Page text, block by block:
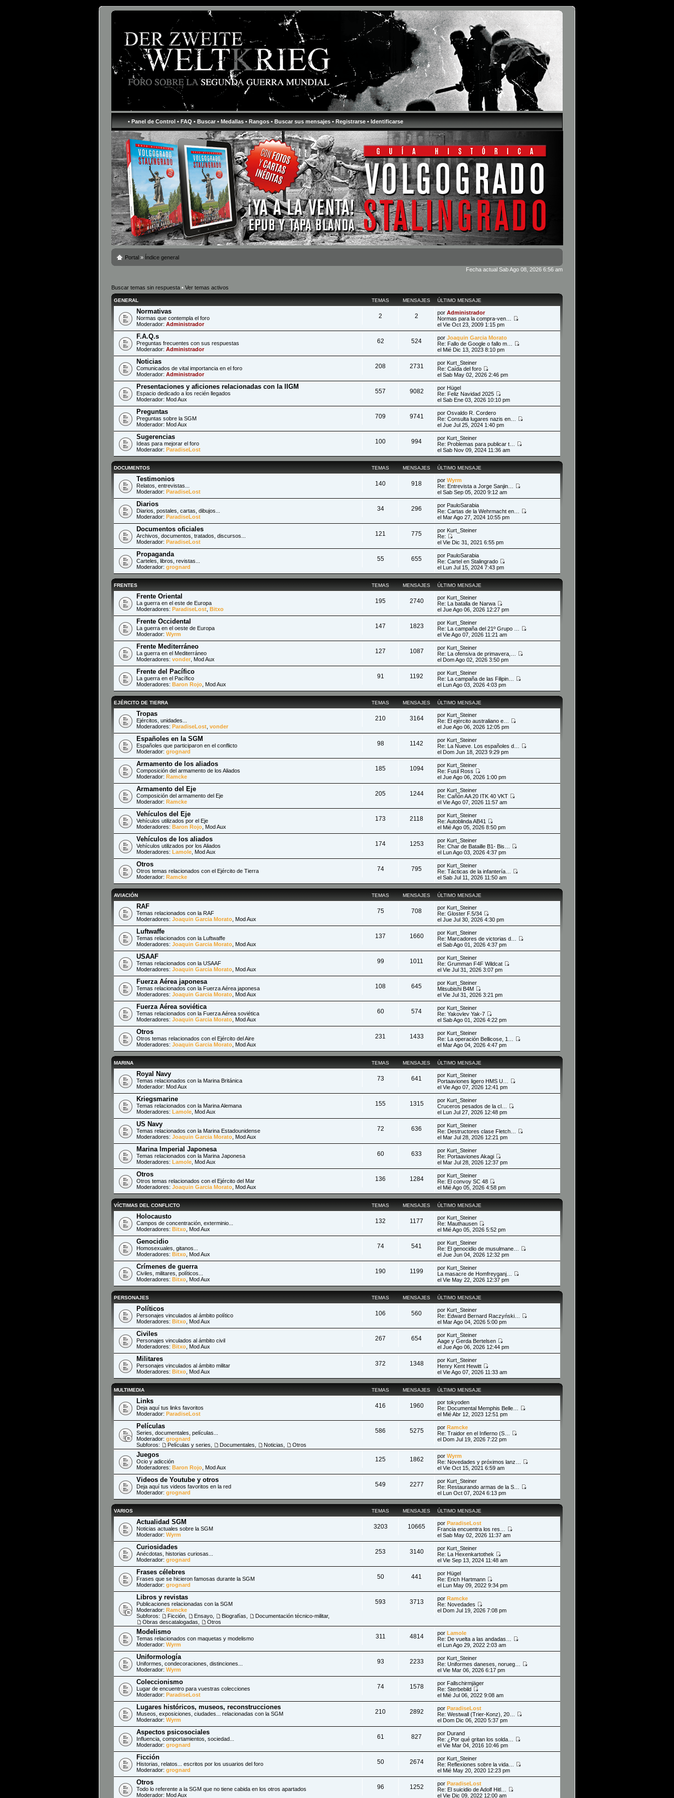
• Panel de Control • FAQ • Buscar • Medallas • Rangos • Buscar sus mensajes • Registrarse • Identificarse
Portal » Índice general
Fecha actual Sab Ago 08, 2026 6:56 am
Buscar temas sin respuesta • Ver temas activos
GENERAL TEMAS MENSAJES ÚLTIMO MENSAJE
Normativas
Normas que contempla el foro
Moderador: Administrador
2 2 porAdministrador
Normas para la compra-ven…
el Vie Oct 23, 2009 1:15 pm
F.A.Q.s
Preguntas frecuentes con sus respuestas
Moderador: Administrador
62 524 porJoaquin Garcia Morato
Re: Fallo de Google o fallo m…
el Mié Dic 13, 2023 8:10 pm
Noticias
Comunicados de vital importancia en el foro
Moderador: Administrador
208 2731 porKurt_Steiner
Re: Caída del foro
el Sab May 02, 2026 2:46 pm
Presentaciones y aficiones relacionadas con la IIGM
Espacio dedicado a los recién llegados
Moderador: Mod Aux
557 9082 porHügel
Re: Feliz Navidad 2025
el Sab Ene 03, 2026 10:10 pm
Preguntas
Preguntas sobre la SGM
Moderador: Mod Aux
709 9741 porOsvaldo R. Cordero
Re: Consulta lugares nazis en…
el Jue Jul 25, 2024 1:40 pm
Sugerencias
Ideas para mejorar el foro
Moderador: ParadiseLost
100 994 porKurt_Steiner
Re: Problemas para publicar t…
el Sab Nov 09, 2024 11:36 am
DOCUMENTOS TEMAS MENSAJES ÚLTIMO MENSAJE
Testimonios
Relatos, entrevistas...
Moderador: ParadiseLost
140 918 porWyrm
Re: Entrevista a Jorge Sanjin…
el Sab Sep 05, 2020 9:12 am
Diarios
Diarios, postales, cartas, dibujos...
Moderador: ParadiseLost
34 296 porPauloSarabia
Re: Cartas de la Wehrmacht en…
el Mar Ago 27, 2024 10:55 pm
Documentos oficiales
Archivos, documentos, tratados, discursos...
Moderador: ParadiseLost
121 775 porKurt_Steiner
Re:
el Vie Dic 31, 2021 6:55 pm
Propaganda
Carteles, libros, revistas...
Moderador: grognard
55 655 porPauloSarabia
Re: Cartel en Stalingrado
el Lun Jul 15, 2024 7:43 pm
FRENTES TEMAS MENSAJES ÚLTIMO MENSAJE
Frente Oriental
La guerra en el este de Europa
Moderadores: ParadiseLost Bitxo
195 2740 porKurt_Steiner
Re: La batalla de Narwa
el Jue Ago 06, 2026 12:27 pm
Frente Occidental
La guerra en el oeste de Europa
Moderador: Wyrm
147 1823 porKurt_Steiner
Re: La campaña del 21º Grupo …
el Vie Ago 07, 2026 11:21 am
Frente Mediterráneo
La guerra en el Mediterráneo
Moderadores: vonder Mod Aux
127 1087 porKurt_Steiner
Re: La ofensiva de primavera,…
el Dom Ago 02, 2026 3:50 pm
Frente del Pacífico
La guerra en el Pacífico
Moderadores: Baron Rojo Mod Aux
91 1192 porKurt_Steiner
Re: La campaña de las Filipin…
el Lun Ago 03, 2026 4:03 pm
EJÉRCITO DE TIERRA TEMAS MENSAJES ÚLTIMO MENSAJE
Tropas
Ejércitos, unidades...
Moderadores: ParadiseLost vonder
210 3164 porKurt_Steiner
Re: El ejército australiano e…
el Jue Ago 06, 2026 12:05 pm
Españoles en la SGM
Españoles que participaron en el conflicto
Moderador: grognard
98 1142 porKurt_Steiner
Re: La Nueve. Los españoles d…
el Dom Jun 18, 2023 9:29 pm
Armamento de los aliados
Composición del armamento de los Aliados
Moderador: Ramcke
185 1094 porKurt_Steiner
Re: Fusil Ross
el Jue Ago 06, 2026 1:00 pm
Armamento del Eje
Composición del armamento del Eje
Moderador: Ramcke
205 1244 porKurt_Steiner
Re: Cañón AA 20 ITK 40 VKT
el Vie Ago 07, 2026 11:57 am
Vehículos del Eje
Vehículos utilizados por el Eje
Moderadores: Baron Rojo Mod Aux
173 2118 porKurt_Steiner
Re: Autoblinda AB41
el Mié Ago 05, 2026 8:50 pm
Vehículos de los aliados
Vehículos utilizados por los Aliados
Moderadores: Lamole Mod Aux
174 1253 porKurt_Steiner
Re: Char de Bataille B1- Bis…
el Lun Ago 03, 2026 4:37 pm
Otros
Otros temas relacionados con el Ejército de Tierra
Moderador: Ramcke
74 795 porKurt_Steiner
Re: Tácticas de la infantería…
el Sab Jul 11, 2026 11:50 am
AVIACIÓN TEMAS MENSAJES ÚLTIMO MENSAJE
RAF
Temas relacionados con la RAF
Moderadores: Joaquin Garcia Morato Mod Aux
75 708 porKurt_Steiner
Re: Gloster F.5/34
el Jue Jul 30, 2026 4:30 pm
Luftwaffe
Temas relacionados con la Luftwaffe
Moderadores: Joaquin Garcia Morato Mod Aux
137 1660 porKurt_Steiner
Re: Marcadores de victorias d…
el Sab Ago 01, 2026 4:37 pm
USAAF
Temas relacionados con la USAAF
Moderadores: Joaquin Garcia Morato Mod Aux
99 1011 porKurt_Steiner
Re: Grumman F4F Wildcat
el Vie Jul 31, 2026 3:07 pm
Fuerza Aérea japonesa
Temas relacionados con la Fuerza Aérea japonesa
Moderadores: Joaquin Garcia Morato Mod Aux
108 645 porKurt_Steiner
Mitsubishi B4M
el Vie Jul 31, 2026 3:21 pm
Fuerza Aérea soviética
Temas relacionados con la Fuerza Aérea soviética
Moderadores: Joaquin Garcia Morato Mod Aux
60 574 porKurt_Steiner
Re: Yakovlev Yak-7
el Sab Ago 01, 2026 4:22 pm
Otros
Otros temas relacionados con el Ejército del Aire
Moderadores: Joaquin Garcia Morato Mod Aux
231 1433 porKurt_Steiner
Re: La operación Bellicose, 1…
el Mar Ago 04, 2026 4:47 pm
MARINA TEMAS MENSAJES ÚLTIMO MENSAJE
Royal Navy
Temas relacionados con la Marina Británica
Moderador: Mod Aux
73 641 porKurt_Steiner
Portaaviones ligero HMS U…
el Vie Ago 07, 2026 12:41 pm
Kriegsmarine
Temas relacionados con la Marina Alemana
Moderadores: Lamole Mod Aux
155 1315 porKurt_Steiner
Cruceros pesados de la cl…
el Lun Jul 27, 2026 12:48 pm
US Navy
Temas relacionados con la Marina Estadounidense
Moderadores: Joaquin Garcia Morato Mod Aux
72 636 porKurt_Steiner
Re: Destructores clase Fletch…
el Mar Jul 28, 2026 12:21 pm
Marina Imperial Japonesa
Temas relacionados con la Marina Japonesa
Moderadores: Lamole Mod Aux
60 633 porKurt_Steiner
Re: Portaaviones Akagi
el Mar Jul 28, 2026 12:37 pm
Otros
Otros temas relacionados con el Ejército del Mar
Moderadores: Joaquin Garcia Morato Mod Aux
136 1284 porKurt_Steiner
Re: El convoy SC 48
el Mié Ago 05, 2026 4:58 pm
VÍCTIMAS DEL CONFLICTO TEMAS MENSAJES ÚLTIMO MENSAJE
Holocausto
Campos de concentración, exterminio...
Moderadores: Bitxo Mod Aux
132 1177 porKurt_Steiner
Re: Mauthausen
el Mié Ago 05, 2026 5:52 pm
Genocidio
Homosexuales, gitanos...
Moderadores: Bitxo Mod Aux
74 541 porKurt_Steiner
Re: El genocidio de musulmane…
el Jue Jun 04, 2026 12:32 pm
Crímenes de guerra
Civiles, militares, políticos...
Moderadores: Bitxo Mod Aux
190 1199 porKurt_Steiner
La masacre de Homfreyganj…
el Vie May 22, 2026 12:37 pm
PERSONAJES TEMAS MENSAJES ÚLTIMO MENSAJE
Políticos
Personajes vinculados al ámbito político
Moderadores: Bitxo Mod Aux
106 560 porKurt_Steiner
Re: Edward Bernard Raczyński…
el Mar Ago 04, 2026 5:00 pm
Civiles
Personajes vinculados al ámbito civil
Moderadores: Bitxo Mod Aux
267 654 porKurt_Steiner
Aage y Gerda Bertelsen
el Jue Ago 06, 2026 12:44 pm
Militares
Personajes vinculados al ámbito militar
Moderadores: Bitxo Mod Aux
372 1348 porKurt_Steiner
Henry Kent Hewitt
el Vie Ago 07, 2026 11:33 am
MULTIMEDIA TEMAS MENSAJES ÚLTIMO MENSAJE
Links
Deja aquí tus links favoritos
Moderador: ParadiseLost
416 1960 portokyoden
Re: Documental Memphis Belle…
el Mié Abr 12, 2023 12:51 pm
Películas
Series, documentales, películas...
Moderador: grognard
Subforos:
Películas y series Documentales Noticias Otros
586 5275 porRamcke
Re: Traidor en el Infierno (S…
el Dom Jul 19, 2026 7:22 pm
Juegos
Ocio y adicción
Moderadores: Baron Rojo Mod Aux
125 1862 porWyrm
Re: Novedades y próximos lanz…
el Vie Oct 15, 2021 6:59 am
Videos de Youtube y otros
Deja aquí tus videos favoritos en la red
Moderador: grognard
549 2277 porKurt_Steiner
Re: Restaurando armas de la S…
el Lun Oct 07, 2024 6:13 pm
VARIOS TEMAS MENSAJES ÚLTIMO MENSAJE
Actualidad SGM
Noticias actuales sobre la SGM
Moderador: Wyrm
3203 10665 porParadiseLost
Francia encuentra los res…
el Sab May 02, 2026 11:37 am
Curiosidades
Anécdotas, historias curiosas...
Moderador: grognard
253 3140 porKurt_Steiner
Re: La Hexenkartothek
el Vie Sep 13, 2024 11:48 am
Frases célebres
Frases que se hicieron famosas durante la SGM
Moderador: grognard
50 441 porHügel
Re: Erich Hartmann
el Lun May 09, 2022 9:34 pm
Libros y revistas
Publicaciones relacionadas con la SGM
Moderador: Ramcke
Subforos:
Ficción Ensayo Biografías Documentación técnico-militar,
Obras descatalogadas
Otros
593 3713 porRamcke
Re: Novedades
el Dom Jul 19, 2026 7:08 pm
Modelismo
Temas relacionados con maquetas y modelismo
Moderador: Wyrm
311 4814 porLamole
Re: De vuelta a las andadas…
el Lun Ago 29, 2022 2:03 am
Uniformología
Uniformes, condecoraciones, distinciones...
Moderador: Wyrm
93 2233 porKurt_Steiner
Re: Uniformes daneses, norueg…
el Vie Mar 06, 2026 6:17 pm
Coleccionismo
Lugar de encuentro para vuestras colecciones
Moderador: ParadiseLost
74 1578 porFallschirmjäger
Re: Sterbebild
el Mié Jul 06, 2022 9:08 am
Lugares históricos, museos, reconstrucciones
Museos, exposiciones, ciudades... relacionadas con la SGM
Moderador: Wyrm
210 2892 porParadiseLost
Re: Westwall (Trier-Konz), 20…
el Dom Dic 06, 2020 5:37 pm
Aspectos psicosociales
Influencia, comportamientos, sociedad...
Moderador: grognard
61 827 porDurand
Re: ¿Por qué gritan los solda…
el Vie Mar 04, 2016 10:46 pm
Ficción
Historias, relatos... escritos por los usuarios del foro
Moderador: grognard
50 2674 porKurt_Steiner
Re: Reflexiones sobre la vida…
el Mié May 20, 2020 12:23 pm
Otros
Todo lo referente a la SGM que no tiene cabida en los otros apartados
Moderador: Mod Aux
96 1252 porParadiseLost
Re: El suicidio de Adolf Hitl…
el Vie Dic 09, 2022 12:00 am